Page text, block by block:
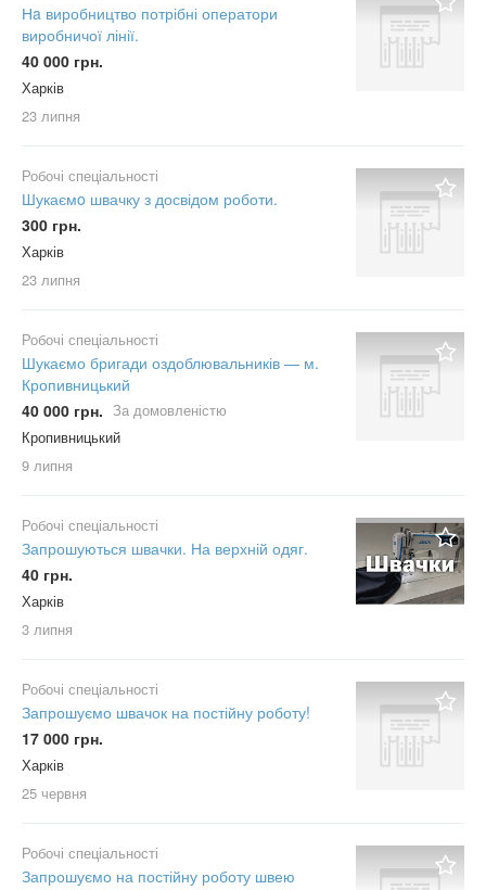
Нa виробництво потрібні оператори
виробничої лінії.
40 000 грн.
Харків
23 липня
Робочі спеціальності
Шукаємo швачку з досвідом роботи.
300 грн.
Харків
23 липня
Робочі спеціальності
Шукаємо бригади оздоблювальників — м.
Кропивницький
40 000 грн. За домовленістю
Кропивницький
9 липня
Робочі спеціальності
Запрошуються швачки. На верхній одяг.
40 грн.
Харків
3 липня
Робочі спеціальності
Запрошуємо швачок на постійну роботу!
17 000 грн.
Харків
25 червня
Робочі спеціальності
Запрошуємо на постійну роботу швею